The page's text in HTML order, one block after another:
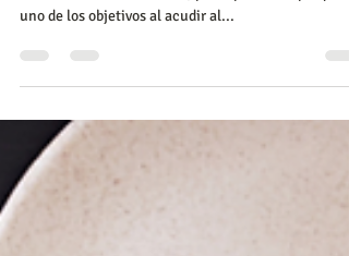
El antojo de azucares es el más común mencionado
uno de los objetivos al acudir al...